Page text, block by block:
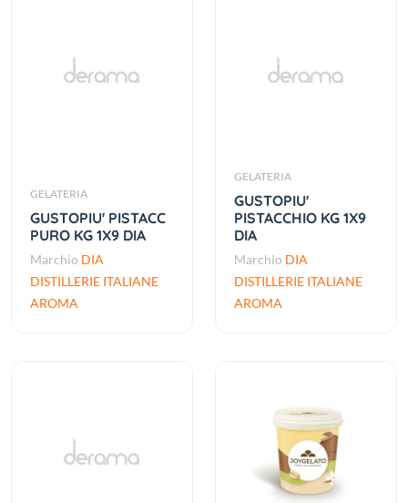
GELATERIA
GUSTOPIU' PISTACC
PURO KG 1X9 DIA
Marchio DIA
DISTILLERIE ITALIANE
AROMA
GELATERIA
GUSTOPIU'
PISTACCHIO KG 1X9
DIA
Marchio DIA
DISTILLERIE ITALIANE
AROMA